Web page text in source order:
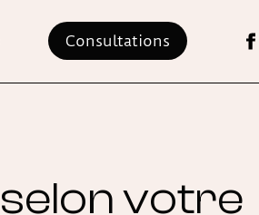
Consultations
votre